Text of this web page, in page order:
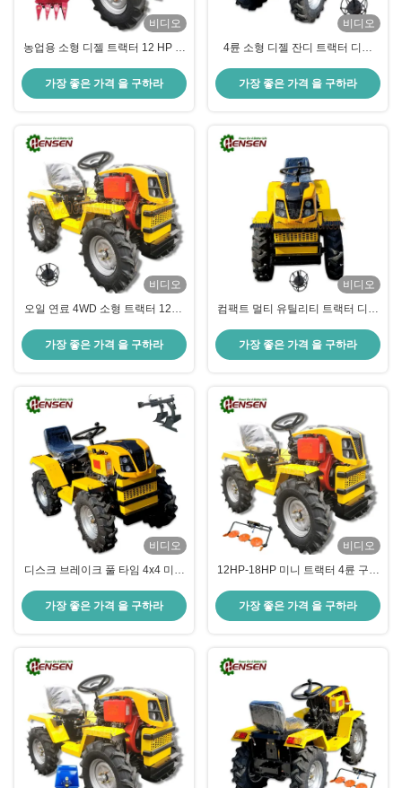
비디오
농업용 소형 디젤 트랙터 12 HP 미
가장 좋은 가격 을 구하라
비디오
4륜 소형 디젤 잔디 트랙터 디젤
가장 좋은 가격 을 구하라
비디오
오일 연료 4WD 소형 트랙터 12hp
가장 좋은 가격 을 구하라
비디오
컴팩트 멀티 유틸리티 트랙터 디젤
가장 좋은 가격 을 구하라
비디오
디스크 브레이크 풀 타임 4x4 미니
가장 좋은 가격 을 구하라
비디오
12HP-18HP 미니 트랙터 4륜 구동
가장 좋은 가격 을 구하라